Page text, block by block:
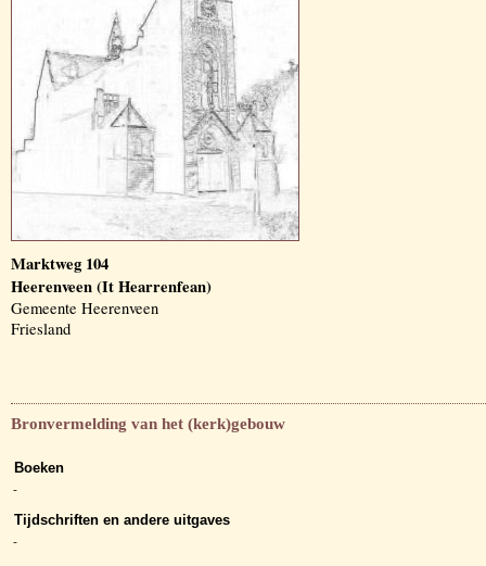
Marktweg 104
Heerenveen (It Hearrenfean)
Gemeente Heerenveen
Friesland
Bronvermelding van het (kerk)gebouw
Boeken
-
Tijdschriften en andere uitgaves
-